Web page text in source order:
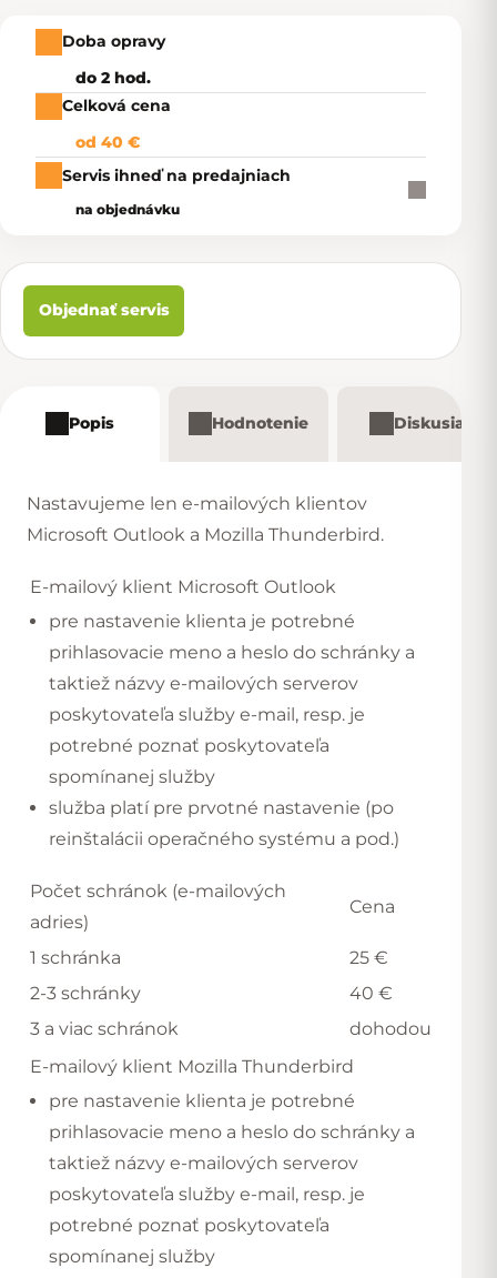
Doba opravy
do 2 hod.
Celková cena
od 40 €
Servis ihneď na predajniach
na objednávku
Objednať servis
Popis Hodnotenie Diskusia
Nastavujeme len e-mailových klientov
Microsoft Outlook a Mozilla Thunderbird.
E-mailový klient Microsoft Outlook
pre nastavenie klienta je potrebné
prihlasovacie meno a heslo do schránky a
taktiež názvy e-mailových serverov
poskytovateľa služby e-mail, resp. je
potrebné poznať poskytovateľa
spomínanej služby
služba platí pre prvotné nastavenie (po
reinštalácii operačného systému a pod.)
Počet schránok (e-mailových
adries)
Cena
1 schránka
25 €
2-3 schránky
40 €
3 a viac schránok
dohodou
E-mailový klient Mozilla Thunderbird
pre nastavenie klienta je potrebné
prihlasovacie meno a heslo do schránky a
taktiež názvy e-mailových serverov
poskytovateľa služby e-mail, resp. je
potrebné poznať poskytovateľa
spomínanej služby